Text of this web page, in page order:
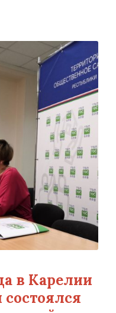
в Карелии